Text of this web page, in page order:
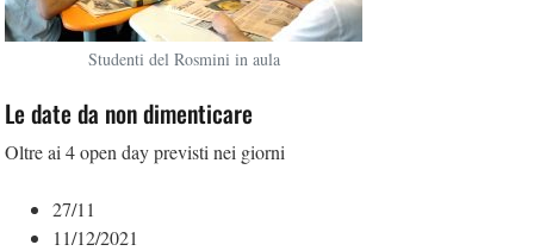
Studenti del Rosmini in aula
Le date da non dimenticare
Oltre ai 4 open day previsti nei giorni
27/11
11/12/2021